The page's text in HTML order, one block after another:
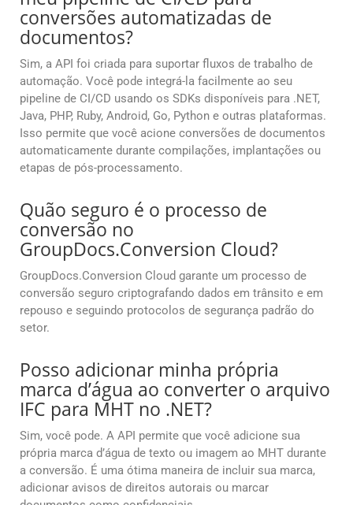
conversões automatizadas de
documentos?
Sim, a API foi criada para suportar fluxos de trabalho de
automação. Você pode integrá-la facilmente ao seu
pipeline de CI/CD usando os SDKs disponíveis para .NET,
Java, PHP, Ruby, Android, Go, Python e outras plataformas.
Isso permite que você acione conversões de documentos
automaticamente durante compilações, implantações ou
etapas de pós-processamento.
Quão seguro é o processo de
conversão no
GroupDocs.Conversion Cloud?
GroupDocs.Conversion Cloud garante um processo de
conversão seguro criptografando dados em trânsito e em
repouso e seguindo protocolos de segurança padrão do
setor.
Posso adicionar minha própria
marca d’água ao converter o arquivo
IFC para MHT no .NET?
Sim, você pode. A API permite que você adicione sua
própria marca d’água de texto ou imagem ao MHT durante
a conversão. É uma ótima maneira de incluir sua marca,
adicionar avisos de direitos autorais ou marcar